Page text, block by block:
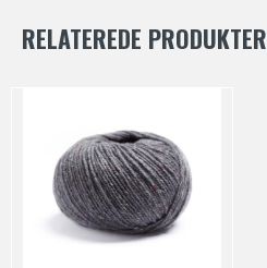
RELATEREDE PRODUKTER